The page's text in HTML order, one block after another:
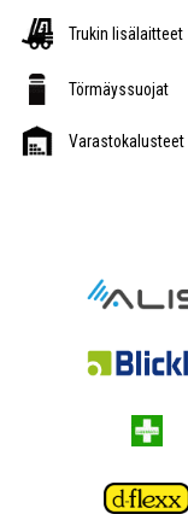
Trukin lisälaitteet
Törmäyssuojat
Varastokalusteet